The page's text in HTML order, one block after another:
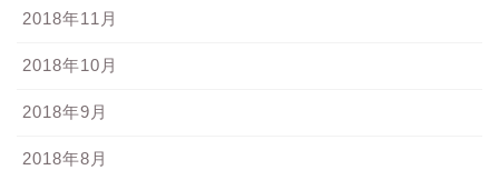
2018年11月
2018年10月
2018年9月
2018年8月